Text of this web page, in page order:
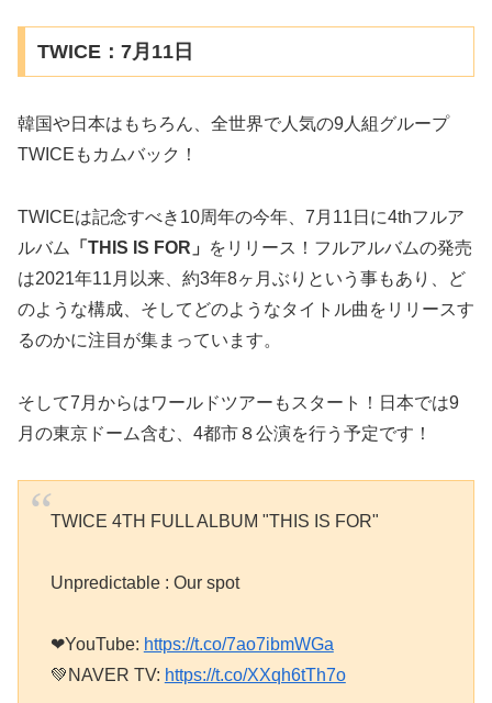
TWICE：7月11日
韓国や日本はもちろん、全世界で人気の9人組グループ
TWICEもカムバック！
TWICEは記念すべき10周年の今年、7月11日に4thフルア
ルバム
「THIS IS FOR」
をリリース！フルアルバムの発売
は2021年11月以来、約3年8ヶ月ぶりという事もあり、ど
のような構成、そしてどのようなタイトル曲をリリースす
るのかに注目が集まっています。
そして7月からはワールドツアーもスタート！日本では9
月の東京ドーム含む、4都市８公演を行う予定です！
TWICE 4TH FULL ALBUM "THIS IS FOR"
Unpredictable : Our spot
❤YouTube: https://t.co/7ao7ibmWGa
💚NAVER TV: https://t.co/XXqh6tTh7o